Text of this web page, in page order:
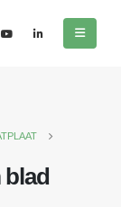
blad